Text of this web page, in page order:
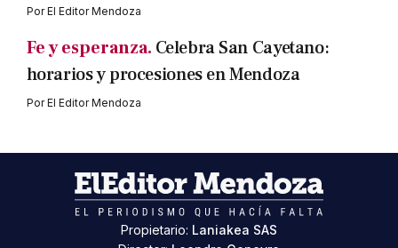
PorEl Editor Mendoza
Fe y esperanza. Celebra San Cayetano:
horarios y procesiones en Mendoza
PorEl Editor Mendoza
Propietario: Laniakea SAS